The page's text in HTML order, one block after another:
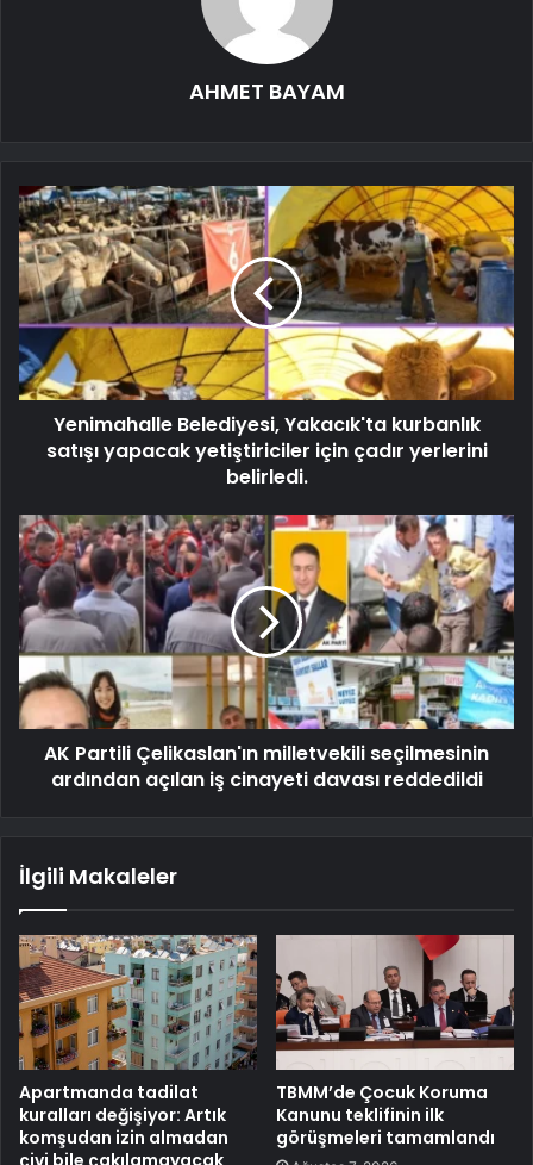
AHMET BAYAM
Yenimahalle Belediyesi, Yakacık'ta kurbanlık
satışı yapacak yetiştiriciler için çadır yerlerini
belirledi.
AK Partili Çelikaslan'ın milletvekili seçilmesinin
ardından açılan iş cinayeti davası reddedildi
İlgili Makaleler
Apartmanda tadilat
kuralları değişiyor: Artık
komşudan izin almadan
çivi bile çakılamayacak
TBMM’de Çocuk Koruma
Kanunu teklifinin ilk
görüşmeleri tamamlandı